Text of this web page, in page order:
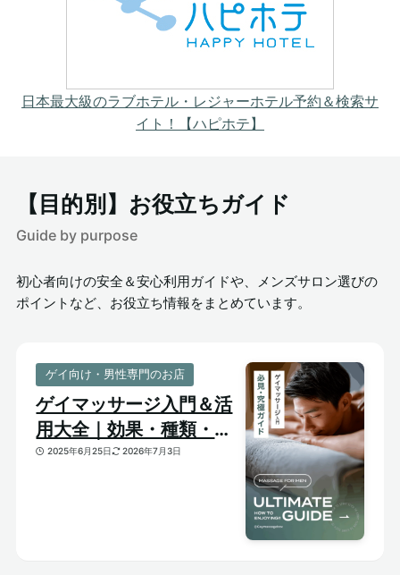
日本最大級のラブホテル・レジャーホテル予約＆検索サ
イト！【ハピホテ】
【目的別】お役立ちガイド
Guide by purpose
初心者向けの安全＆安心利用ガイドや、メンズサロン選びの
ポイントなど、お役立ち情報をまとめています。
ゲイ向け・男性専門のお店
ゲイマッサージ入門＆活
用大全｜効果・種類・選
び方がわかる体験ガイド
2025年6月25日 2026年7月3日